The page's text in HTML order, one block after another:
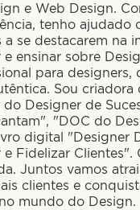
e Web Design.
tenho ajudado
se destacarem na
ensinar sobre
para designers,
Sou criadora
Designer de
"DOC do
digital "Designer
Fidelizar Clientes".
Juntos vamos
clientes e
mundo do Design.